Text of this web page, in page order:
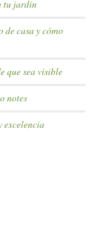
tu jardín
de casa y cómo
que sea visible
notes
excelencia